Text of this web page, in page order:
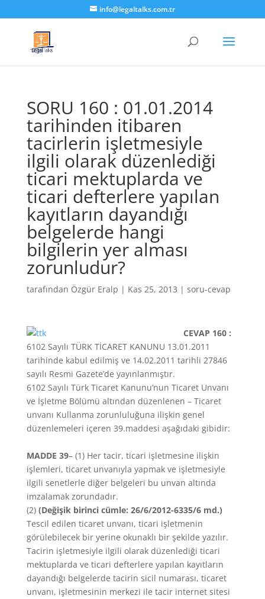
info@legaltalks.com.tr
SORU 160 : 01.01.2014
tarihinden itibaren
tacirlerin işletmesiyle
ilgili olarak düzenlediği
ticari mektuplarda ve
ticari defterlere yapılan
kayıtların dayandığı
belgelerde hangi
bilgilerin yer alması
zorunludur?
tarafından Özgür Eralp | Kas 25, 2013 | soru-cevap
CEVAP 160 :
6102 Sayılı TÜRK TİCARET KANUNU 13.01.2011
tarihinde kabul edilmiş ve 14.02.2011 tarihli 27846
sayılı Resmi Gazete’de yayınlanmıştır.
6102 Sayılı Türk Ticaret Kanunu’nun Ticaret Unvanı
ve İşletme Bölümü altından düzenlenen – Ticaret
unvanı Kullanma zorunluluğuna ilişkin genel
düzenlemeleri içeren 39.maddesi aşağıdaki gibidir:
MADDE 39– (1) Her tacir, ticari işletmesine ilişkin
işlemleri, ticaret unvanıyla yapmak ve işletmesiyle
ilgili senetlerle diğer belgeleri bu unvan altında
imzalamak zorundadır.
(2)(Değişik birinci cümle: 26/6/2012-6335/6 md.)
Tescil edilen ticaret unvanı, ticari işletmenin
görülebilecek bir yerine okunaklı bir şekilde yazılır.
Tacirin işletmesiyle ilgili olarak düzenlediği ticari
mektuplarda ve ticari defterlere yapılan kayıtların
dayandığı belgelerde tacirin sicil numarası, ticaret
unvanı, işletmesinin merkezi ile tacir internet sitesi